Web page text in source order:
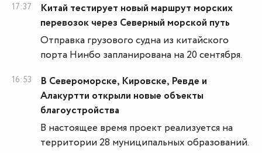
17:37
Китай тестирует новый маршрут морских
перевозок через Северный морской путь
Отправка грузового судна из китайского
порта Нинбо запланирована на 20 сентября.
16:53
В Североморске, Кировске, Ревде и
Алакуртти открыли новые объекты
благоустройства
В настоящее время проект реализуется на
территории 28 муниципальных образований.